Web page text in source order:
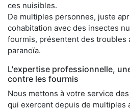
ces nuisibles.
De multiples personnes, juste
cohabitation avec des insectes
fourmis, présentent des troubles
paranoïa.
L'expertise professionnelle,
contre les fourmis
Nous mettons à votre service
qui exercent depuis de multiples